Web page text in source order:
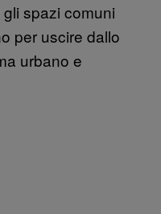
spazi comuni
per uscire dallo
urbano e